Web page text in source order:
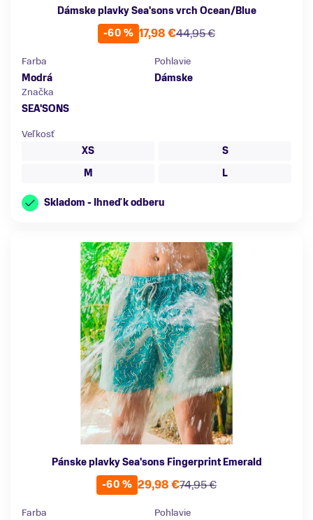
Dámske plavky Sea'sons vrch Ocean/Blue
-60 %
44,95 €
17,98 €
Farba
Modrá
Pohlavie
Dámske
Značka
SEA'SONS
Veľkosť
XS
S
M
L
Skladom - Ihneď k odberu
Pánske plavky Sea'sons Fingerprint Emerald
-60 %
74,95 €
29,98 €
Farba
Pohlavie